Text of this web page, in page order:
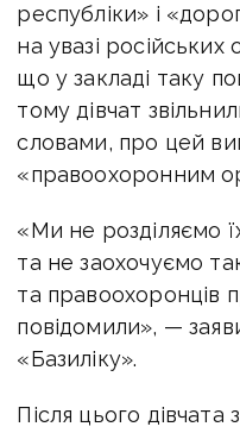
республіки» і
на увазі російських
що у закладі таку
тому дівчат
словами, про цей
«правоохоронним
«Ми не розділяємо
та не заохочуємо
та правоохоронців
повідомили», —
«Базиліку».
Після цього